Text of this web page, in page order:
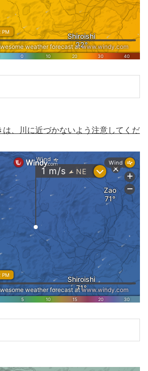
は、川に近づかないよう注意してくだ